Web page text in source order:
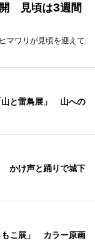
開 見頃は3週間
マワリが見頃を迎えて
山と雷鳥展」 山への
かけ声と踊りで城下
もこ展」 カラー原画